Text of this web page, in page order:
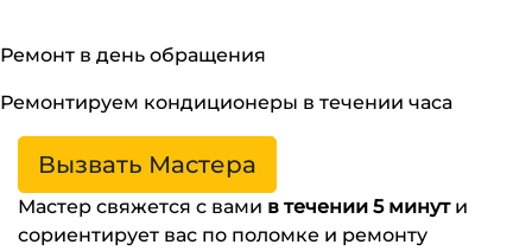
Ремонт в день обращения
Ремонтируем кондиционеры в течении часа
Вызвать Мастера
Мастер свяжется с вами в течении 5 минути
сориентирует вас по поломке и ремонту